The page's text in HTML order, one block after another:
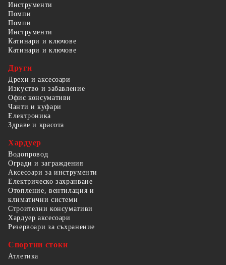
Инструменти
Помпи
Помпи
Инструменти
Катинари и ключове
Катинари и ключове
Други
Дрехи и аксесоари
Изкуство и забавление
Офис консумативи
Чанти и куфари
Електроника
Здраве и красота
Хардуер
Водопровод
Огради и заграждения
Аксесоари за инструменти
Електрическо захранване
Отопление, вентилация и
климатични системи
Строителни консумативи
Хардуер аксесоари
Резервоари за съхранение
Спортни стоки
Атлетика